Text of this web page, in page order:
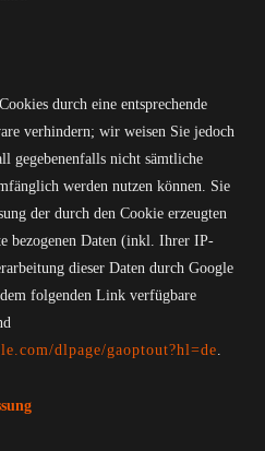
durch eine entsprechende
verhindern; wir weisen Sie jedoch
gegebenenfalls nicht sämtliche
werden nutzen können. Sie
der durch den Cookie erzeugten
bezogenen Daten (inkl. Ihrer IP-
dieser Daten durch Google
folgenden Link verfügbare
dlpage/gaoptout?hl=de.